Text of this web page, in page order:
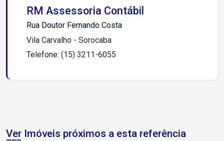
RM Assessoria Contábil
Rua Doutor Fernando Costa
Vila Carvalho - Sorocaba
Telefone: (15) 3211-6055
Ver Imóveis próximos a esta referência